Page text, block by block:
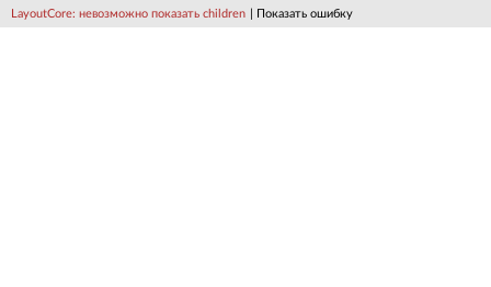
LayoutCore: невозможно показать children | Показать ошибку